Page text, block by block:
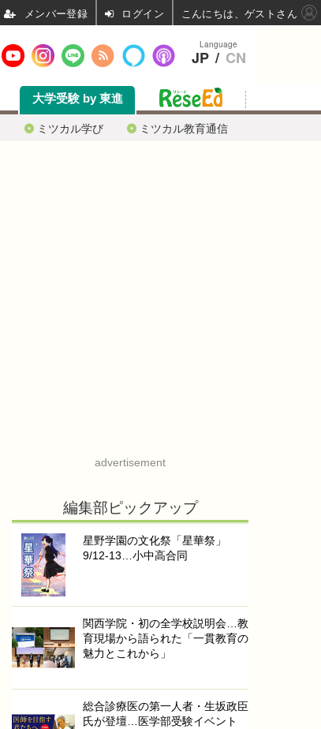
ミツカル学び ミツカル教育通信
大学受験 by 東進
advertisement
編集部ピックアップ
星野学園の文化祭「星華祭」
9/12-13…小中高合同
関西学院・初の全学校説明会…教
育現場から語られた「一貫教育の
魅力とこれから」
総合診療医の第一人者・生坂政臣
氏が登壇…医学部受験イベント
Language
JP / CN
ログイン こんにちは、ゲストさん